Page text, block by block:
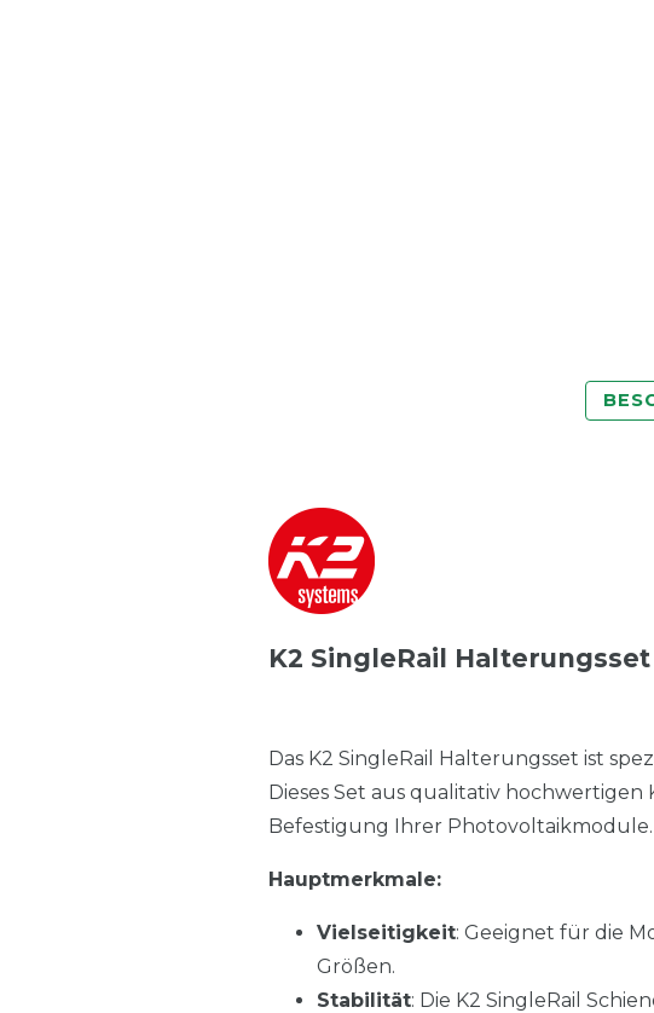
K2 SingleRail
Das K2 SingleRail Halterungsset ist
Dieses Set aus qualitativ
Befestigung Ihrer Photovoltaikmodule.
Hauptmerkmale:
Vielseitigkeit: Geeignet für die
Größen.
Stabilität: Die K2 SingleRail